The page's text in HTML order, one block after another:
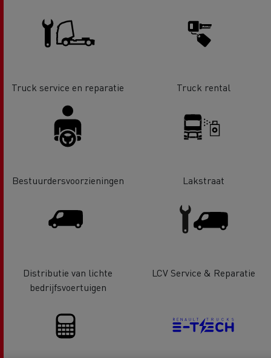
Truck service en reparatie Truck rental
Bestuurdersvoorzieningen Lakstraat
Distributie van lichte
bedrijfsvoertuigen
LCV Service & Reparatie